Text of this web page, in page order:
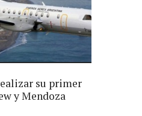
su primer
y Mendoza